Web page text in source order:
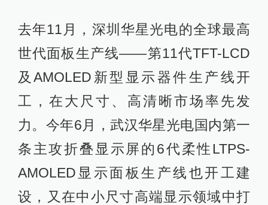
去年11月，深圳华星光电的全球最高
世代面板生产线——第11代TFT-LCD
及AMOLED新型显示器件生产线开
工，在大尺寸、高清晰市场率先发
力。今年6月，武汉华星光电国内第一
条主攻折叠显示屏的6代柔性LTPS-
AMOLED显示面板生产线也开工建
设，又在中小尺寸高端显示领域中打